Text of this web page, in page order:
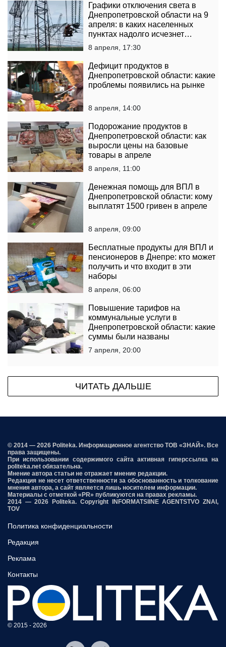
Графики отключения света в
Днепропетровской области на 9
апреля: в каких населенных
пунктах надолго исчезнет
электричество
8 апреля, 17:30
Дефицит продуктов в
Днепропетровской области: какие
проблемы появились на рынке
8 апреля, 14:00
Подорожание продуктов в
Днепропетровской области: как
выросли цены на базовые
товары в апреле
8 апреля, 11:00
Денежная помощь для ВПЛ в
Днепропетровской области: кому
выплатят 1500 гривен в апреле
8 апреля, 09:00
Бесплатные продукты для ВПЛ и
пенсионеров в Днепре: кто может
получить и что входит в эти
наборы
8 апреля, 06:00
Повышение тарифов на
коммунальные услуги в
Днепропетровской области: какие
суммы были названы
7 апреля, 20:00
ЧИТАТЬ ДАЛЬШЕ
© 2014 — 2026 Politeka. Информационное агентство ТОВ «ЗНАЙ». Все
права защищены.
При использовании содержимого сайта активная гиперссылка на
politeka.net обязательна.
Мнение автора статьи не отражает мнение редакции.
Редакция не несет ответственности за обоснованность и толкование
мнения автора, а сайт является лишь носителем информации.
Материалы с отметкой «PR» публикуются на правах рекламы.
2014 — 2026 Politeka. Copyright INFORMATSIINE AGENTSTVO ZNAI,
TOV
Политика конфиденциальности
Редакция
Реклама
Контакты
© 2015 - 2026